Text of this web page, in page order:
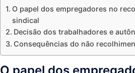
O papel dos empregadores no
sindical
Decisão dos trabalhadores e
Consequências do não